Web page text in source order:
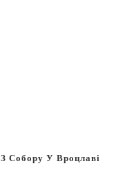
Собору У Вроцлаві